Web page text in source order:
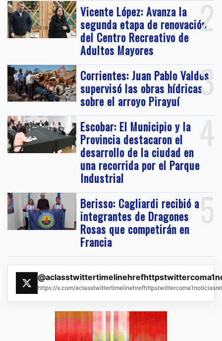
2
Vicente López: Avanza la
segunda etapa de renovación
del Centro Recreativo de
Adultos Mayores
3
Corrientes: Juan Pablo Valdés
supervisó las obras hídricas
sobre el arroyo Pirayuí
4
Escobar: El Municipio y la
Provincia destacaron el
desarrollo de la ciudad en
una recorrida por el Parque
Industrial
5
Berisso: Cagliardi recibió a
integrantes de Dragones
Rosas que competirán en
Francia
https://x.com/